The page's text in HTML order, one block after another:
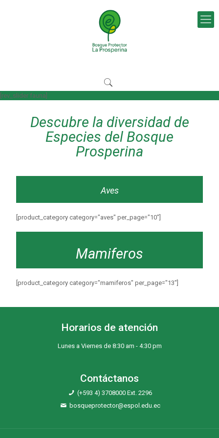
[rev_slider fauna]
Descubre la diversidad de
Especies del Bosque
Prosperina
Aves
[product_category category="aves" per_page="10"]
Mamiferos
[product_category category="mamiferos" per_page="13"]
Horarios de atención
Lunes a Viernes de 8:30 am - 4:30 pm
Contáctanos
(+593 4) 3708000 Ext. 2296
bosqueprotector@espol.edu.ec